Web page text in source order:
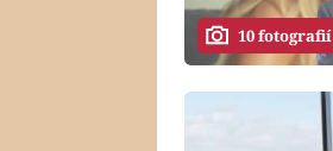
10 fotografií